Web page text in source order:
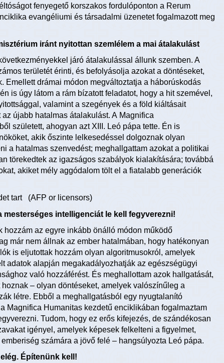
fenyegető korszakos fordulóponton a Rerum
evangéliumi és társadalmi üzenetet fogalmazott meg
iránt nyitottan szemlélem a mai átalakulást
járó átalakulással állunk szemben. A
területét érinti, és befolyásolja azokat a döntéseket,
Emellett drámai módon megváltoztatja a háborúskodás
is úgy látom a rám bízatott feladatot, hogy a hit szemével,
valamint a szegények és a föld kiáltásait
újabb hatalmas átalakulást. A Magnifica
született, ahogyan azt XIII. Leó pápa tette. Én is
akik őszinte lelkesedéssel dolgoznak olyan
a hatalmas szenvedést; meghallgattam azokat a politikai
törekedtek az igazságos szabályok kialakítására; továbbá
akiket mély aggódalom tölt el a fiatalabb generációk
tart (AFP or licensors)
intelligenciát le kell fegyverezni!
hozzám az egyre inkább önálló módon működő
már nem állnak az ember hatalmában, hogy hatékonyan
is eljutottak hozzám olyan algoritmusokról, amelyek
adatok alapján megakadályozhatják az egészségügyi
való hozzáférést. És meghallottam azok hallgatását,
– olyan döntéseket, amelyek valószínűleg a
létre. Ebből a meghallgatásból egy nyugtalanító
Magnifica Humanitas kezdetű enciklikában fogalmaztam
Tudom, hogy ez erős kifejezés, de szándékosan
igényel, amelyek képesek felkelteni a figyelmet,
számára a jövő felé – hangsúlyozta Leó pápa.
Építenünk kell!